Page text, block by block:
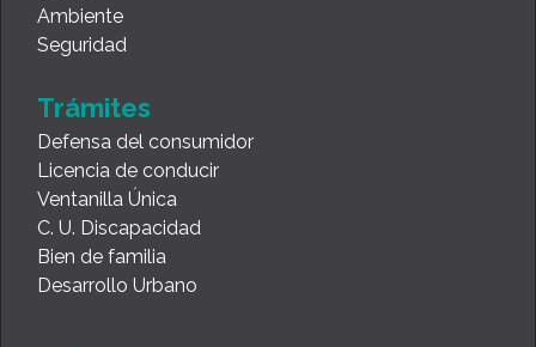
Ambiente
Seguridad
Trámites
Defensa del consumidor
Licencia de conducir
Ventanilla Única
C. U. Discapacidad
Bien de familia
Desarrollo Urbano